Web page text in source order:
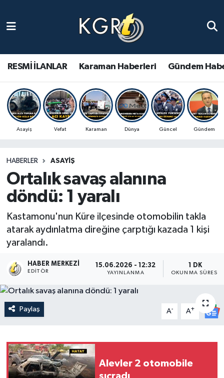
RESMİ İLANLAR Karaman Haberleri Gündem
Asayiş Vefat Karaman Dünya Güncel Gündem
HABERLER ASAYIŞ
Ortalık savaş alanına
döndü: 1 yaralı
Kastamonu'nun Küre ilçesinde otomobilin takla
atarak aydınlatma direğine çarptığı kazada 1 kişi
yaralandı.
HABER MERKEZI
EDITÖR
15.06.2026 - 12:32
YAYINLANMA
1 DK
OKUNMA SÜRESI
Paylaş A- A+
Alevler 2 otomobile
sıçradı
Gündem Haberleri
Güncel Haberler
Spor Haberleri
Ulusal Haberler
Vefat Edenler